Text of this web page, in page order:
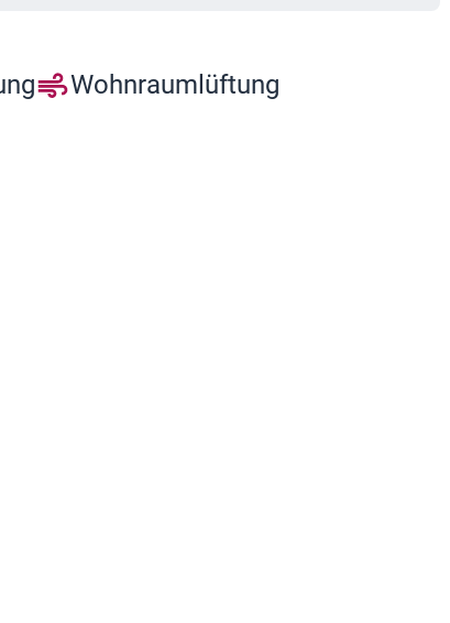
Wohnraumlüftung